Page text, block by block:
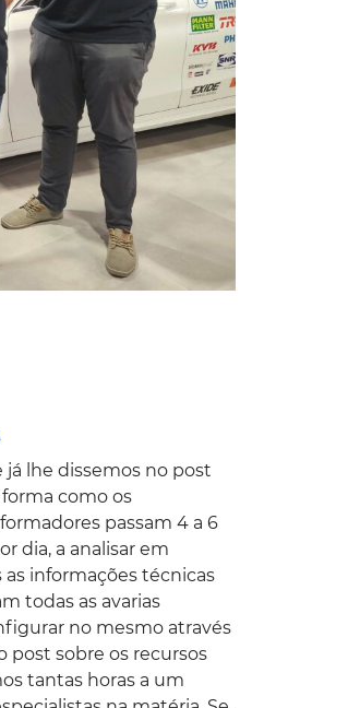
já lhe dissemos no post
como os
passam 4 a 6
dia, a analisar em
informações técnicas
todas as avarias
no mesmo através
post sobre os recursos
tantas horas a um